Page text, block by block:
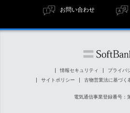
お問い合わせ
情報セキュリティ
プライバ
サイトポリシー
古物営業法に基づく
電気通信事業登録番号：